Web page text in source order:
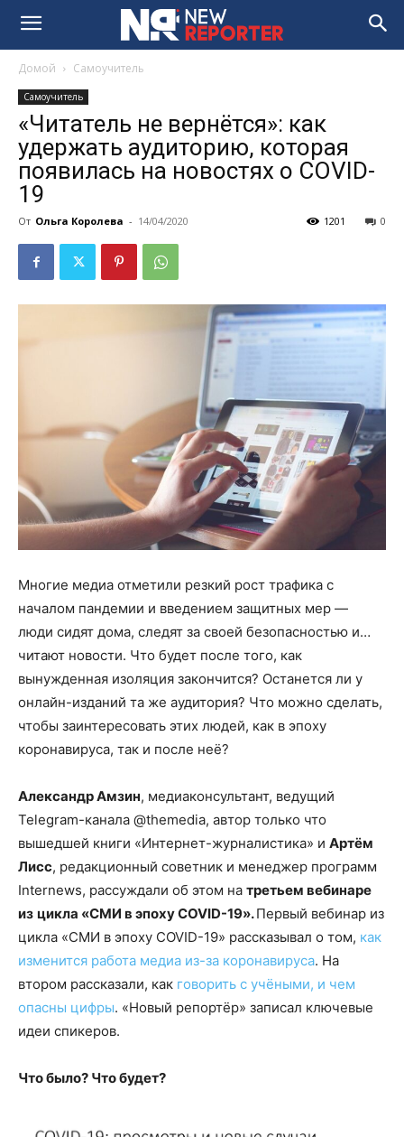
Домой Самоучитель
Самоучитель
«Читатель не вернётся»: как
удержать аудиторию, которая
появилась на новостях о COVID-
19
От Ольга Королева - 14/04/2020 0
1201
Многие медиа отметили резкий рост трафика с
началом пандемии и введением защитных мер —
люди сидят дома, следят за своей безопасностью и…
читают новости. Что будет после того, как
вынужденная изоляция закончится? Останется ли у
онлайн-изданий та же аудитория? Что можно сделать,
чтобы заинтересовать этих людей, как в эпоху
коронавируса, так и после неё?
Александр Амзин, медиаконсультант, ведущий
Telegram-канала @themedia, автор только что
вышедшей книги «Интернет-журналистика» и Артём
Лисс, редакционный советник и менеджер программ
Internews, рассуждали об этом на третьем вебинаре
из цикла «СМИ в эпоху COVID-19».Первый вебинар из
цикла «СМИ в эпоху COVID-19» рассказывал о том, как
изменится работа медиа из-за коронавируса. На
втором рассказали, как говорить с учёными, и чем
опасны цифры. «Новый репортёр» записал ключевые
идеи спикеров.
Что было? Что будет?